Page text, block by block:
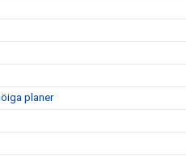
planer